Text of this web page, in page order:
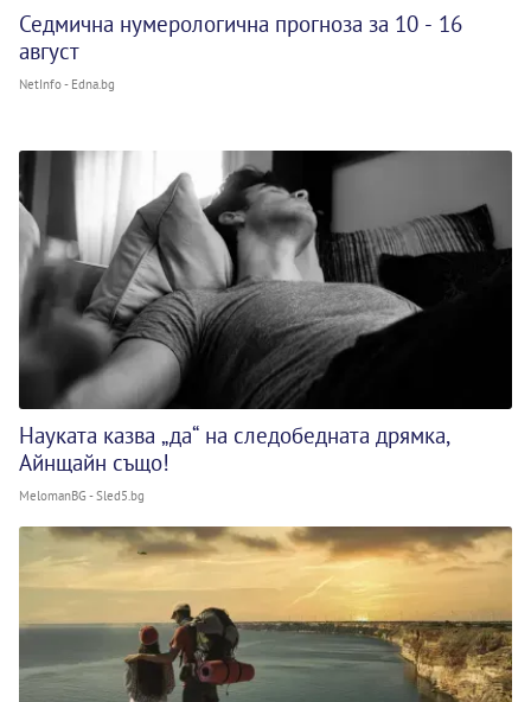
Седмична нумерологична прогноза за 10 - 16
август
NetInfo - Edna.bg
Науката казва „да“ на следобедната дрямка,
Айнщайн също!
MelomanBG - Sled5.bg